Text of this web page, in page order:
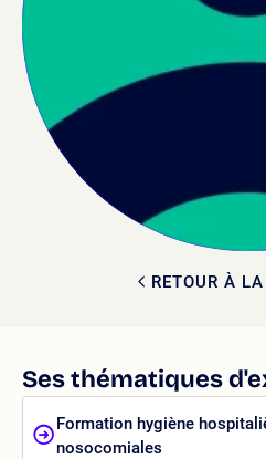
RETOUR À
Ses thématiques
Formation hygiène
nosocomiales